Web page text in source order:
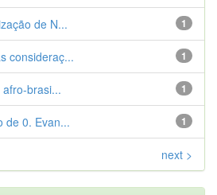
1
de N...
1
consideraç...
1
brasi...
1
de 0. Evan...
next >